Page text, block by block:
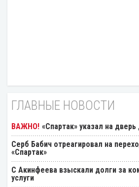
ГЛАВНЫЕ НОВОСТИ
«Спартак» указал на
Серб Бабич отреагировал на
«Спартак»
С Акинфеева взыскали долги за
услуги